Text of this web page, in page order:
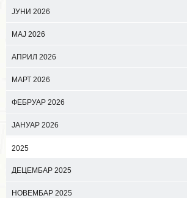
ЈУНИ 2026
МАЈ 2026
АПРИЛ 2026
МАРТ 2026
ФЕБРУАР 2026
ЈАНУАР 2026
2025
ДЕЦЕМБАР 2025
НОВЕМБАР 2025